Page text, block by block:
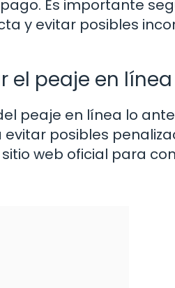
Es importante
y evitar posibles
peaje en
peaje en línea lo
posibles
web oficial para